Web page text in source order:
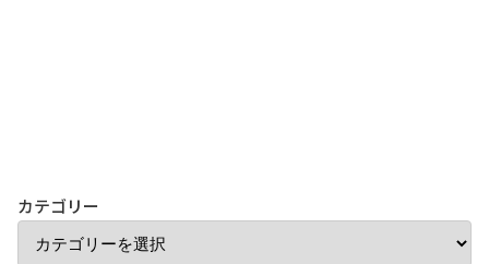
カテゴリー